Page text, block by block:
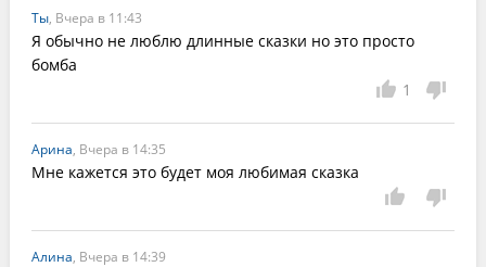
Ты, Вчера в 11:43
Я обычно не люблю длинные сказки но это просто
бомба
1
Арина, Вчера в 14:35
Мне кажется это будет моя любимая сказка
Алина, Вчера в 14:39